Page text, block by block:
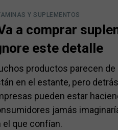
Y SUPLEMENTOS
a comprar
este detalle
productos parecen de
en el estante, pero
pueden estar
jamás
el que confían.